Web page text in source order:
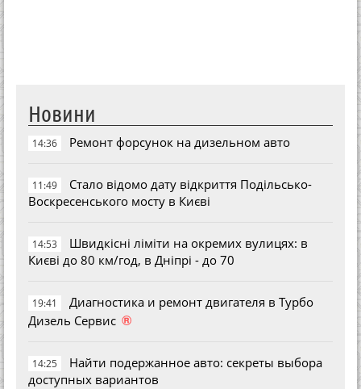
Новини
14:36 Ремонт форсунок на дизельном авто
11:49
Стало відомо дату відкриття Подільсько-
Воскресенського мосту в Києві
14:53
Швидкісні ліміти на окремих вулицях: в
Києві до 80 км/год, в Дніпрі - до 70
19:41
Диагностика и ремонт двигателя в Турбо
Дизель Сервис ®
14:25
Найти подержанное авто: секреты выбора
доступных вариантов